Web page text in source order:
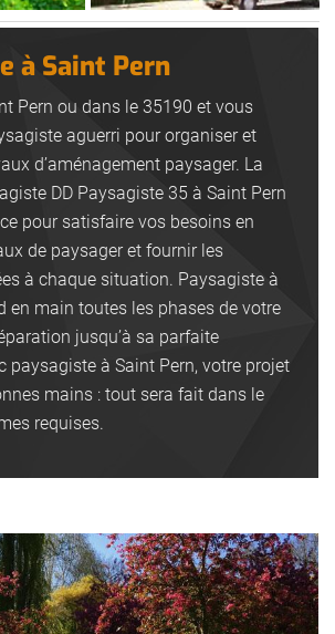
à Saint Pern
Pern ou dans le 35190 et vous
aguerri pour organiser et
d’aménagement paysager. La
DD Paysagiste 35 à Saint Pern
pour satisfaire vos besoins en
de paysager et fournir les
à chaque situation. Paysagiste à
en main toutes les phases de votre
jusqu’à sa parfaite
paysagiste à Saint Pern, votre projet
mains : tout sera fait dans le
requises.